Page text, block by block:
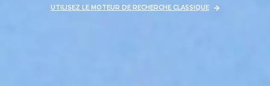
UTILISEZ LE MOTEUR DE RECHERCHE CLASSIQUE